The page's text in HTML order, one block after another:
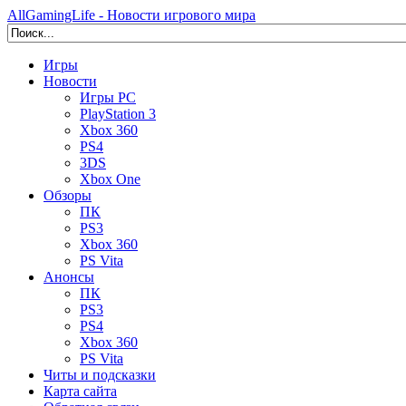
AllGamingLife - Новости игрового мира
Игры
Новости
Игры PC
PlayStation 3
Xbox 360
PS4
3DS
Xbox One
Обзоры
ПК
PS3
Xbox 360
PS Vita
Анонсы
ПК
PS3
PS4
Xbox 360
PS Vita
Читы и подсказки
Карта сайта